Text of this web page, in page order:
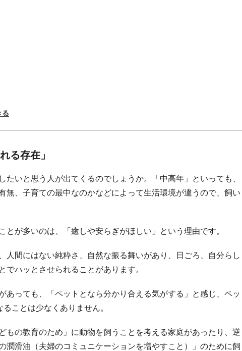
る
る存在」
たいと思う人が出てくるのでしょうか。「中高年」といっても、
無、子育ての最中なのかなどによって生活環境が違うので、飼い
とが多いのは、「癒しや安らぎがほしい」という理由です。
人間にはない純粋さ、自然な振る舞いがあり、日ごろ、自分らし
でハッとさせられることがあります。
あっても、「ペットとなら分かり合える気がする」と感じ、ペッ
ることは少なくありません。
もの教育のため」に動物を飼うことを考える家庭があったり、逆
潤滑油（夫婦のコミュニケーションを増やすこと）」のために飼